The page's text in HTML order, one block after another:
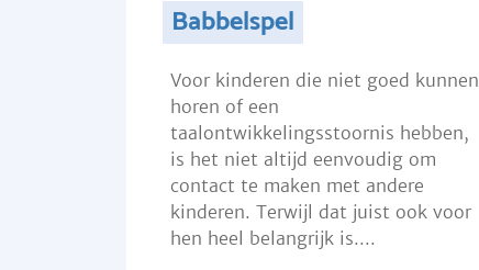
Babbelspel
Voor kinderen die niet goed kunnen
horen of een
taalontwikkelingsstoornis hebben,
is het niet altijd eenvoudig om
contact te maken met andere
kinderen. Terwijl dat juist ook voor
hen heel belangrijk is....